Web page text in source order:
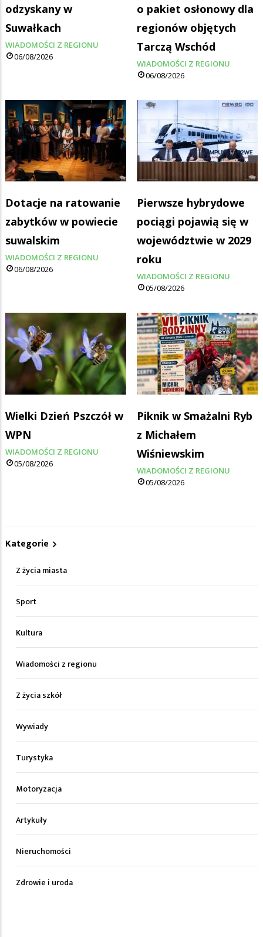
odzyskany w
Suwałkach
WIADOMOŚCI Z REGIONU
06/08/2026
o pakiet osłonowy dla
regionów objętych
Tarczą Wschód
WIADOMOŚCI Z REGIONU
06/08/2026
Dotacje na ratowanie
zabytków w powiecie
suwalskim
WIADOMOŚCI Z REGIONU
06/08/2026
Pierwsze hybrydowe
pociągi pojawią się w
województwie w 2029
roku
WIADOMOŚCI Z REGIONU
05/08/2026
Wielki Dzień Pszczół w
WPN
WIADOMOŚCI Z REGIONU
05/08/2026
Piknik w Smażalni Ryb
z Michałem
Wiśniewskim
WIADOMOŚCI Z REGIONU
05/08/2026
Kategorie
Z życia miasta
Sport
Kultura
Wiadomości z regionu
Z życia szkół
Wywiady
Turystyka
Motoryzacja
Artykuły
Nieruchomości
Zdrowie i uroda